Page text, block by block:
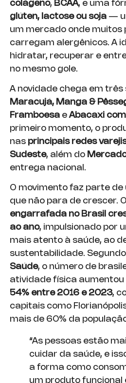
colágeno, BCAA, e uma
glúten, lactose ou soja —
um mercado onde muitos
carregam alergênicos. A
hidratar, recuperar e
no mesmo gole.
A novidade chega em três
Maracujá, Manga &
Framboesa e Abacaxi
primeiro momento, o
nas principais redes
Sudeste, além do
entrega nacional.
O movimento faz parte
que não para de crescer.
engarrafada no Brasil
ao ano, impulsionado por
mais atento à saúde, ao
sustentabilidade.
Saúde, o número de
atividade física aumentou
54% entre 2016 e 2023,
capitais como
mais de 60% da
“As pessoas estão
cuidar da saúde, e
a forma como
um produto funcional